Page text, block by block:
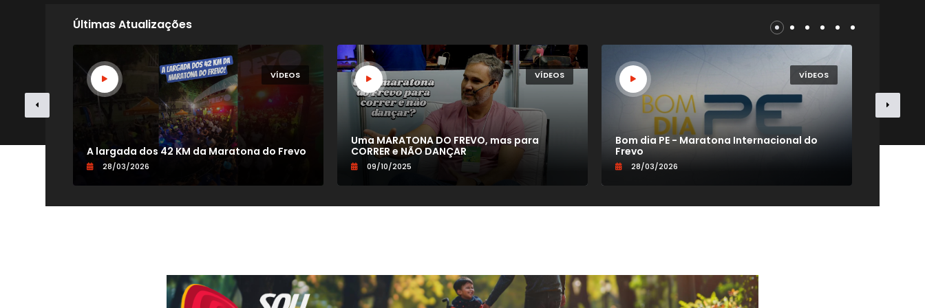
Últimas Atualizações
A largada dos 42 KM da Maratona do Frevo
28/03/2026
VÍDEOS
Uma MARATONA DO FREVO, mas para
CORRER e NÃO DANÇAR
09/10/2025
VÍDEOS
Bom dia PE - Maratona Internacional do
Frevo
28/03/2026
VÍDEOS